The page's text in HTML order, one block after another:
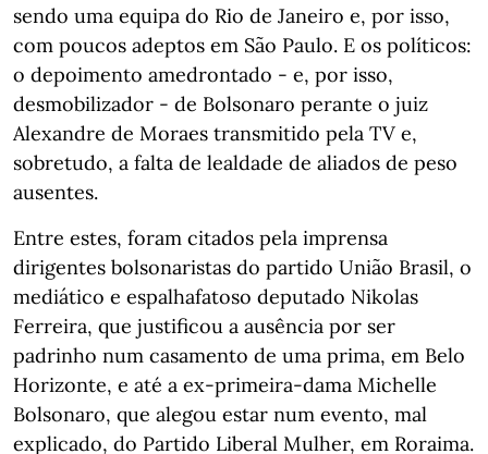
sendo uma equipa do Rio de Janeiro e, por isso,
com poucos adeptos em São Paulo. E os políticos:
o depoimento amedrontado - e, por isso,
desmobilizador - de Bolsonaro perante o juiz
Alexandre de Moraes transmitido pela TV e,
sobretudo, a falta de lealdade de aliados de peso
ausentes.
Entre estes, foram citados pela imprensa
dirigentes bolsonaristas do partido União Brasil, o
mediático e espalhafatoso deputado Nikolas
Ferreira, que justificou a ausência por ser
padrinho num casamento de uma prima, em Belo
Horizonte, e até a ex-primeira-dama Michelle
Bolsonaro, que alegou estar num evento, mal
explicado, do Partido Liberal Mulher, em Roraima.